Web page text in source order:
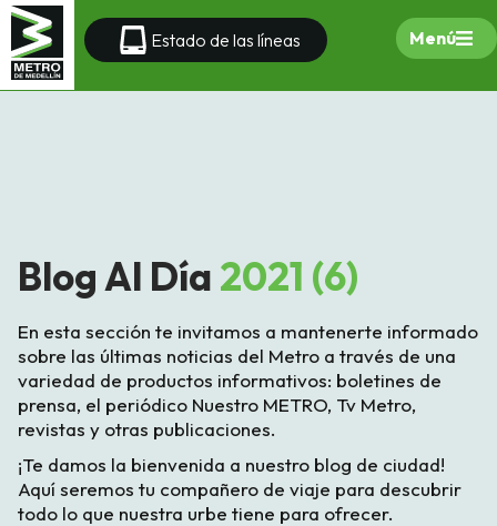
Estado de las líneas Menú
Blog Al Día 2021 (6)
En esta sección te invitamos a mantenerte informado
sobre las últimas noticias del Metro a través de una
variedad de productos informativos: boletines de
prensa, el periódico Nuestro METRO, Tv Metro,
revistas y otras publicaciones.
¡Te damos la bienvenida a nuestro blog de ciudad!
Aquí seremos tu compañero de viaje para descubrir
todo lo que nuestra urbe tiene para ofrecer.